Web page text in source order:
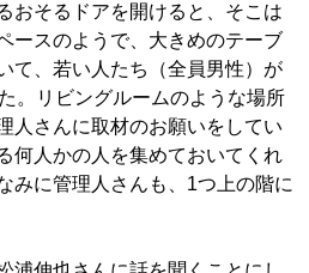
おそるドアを開けると、そこは
ースのようで、大きめのテーブ
て、若い人たち（全員男性）が
。リビングルームのような場所
人さんに取材のお願いをしてい
何人かの人を集めておいてくれ
みに管理人さんも、1つ上の階に